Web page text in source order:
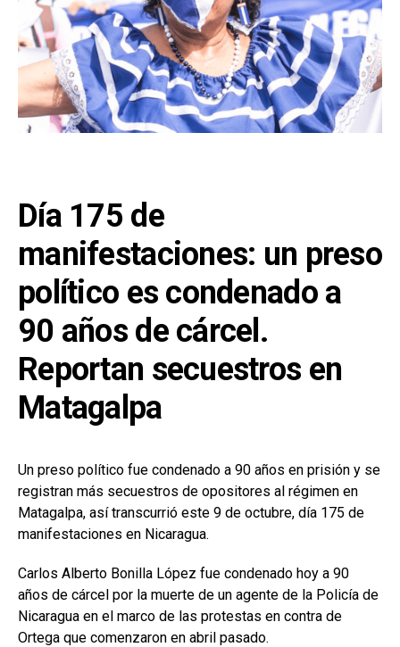
Día 175 de
manifestaciones: un preso
político es condenado a
90 años de cárcel.
Reportan secuestros en
Matagalpa
Un preso político fue condenado a 90 años en prisión y se
registran más secuestros de opositores al régimen en
Matagalpa, así transcurrió este 9 de octubre, día 175 de
manifestaciones en Nicaragua.
Carlos Alberto Bonilla López fue condenado hoy a 90
años de cárcel por la muerte de un agente de la Policía de
Nicaragua en el marco de las protestas en contra de
Ortega que comenzaron en abril pasado.